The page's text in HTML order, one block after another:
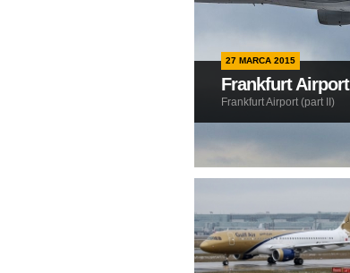
27 MARCA 2015
Frankfurt Airport
Frankfurt Airport (part II)